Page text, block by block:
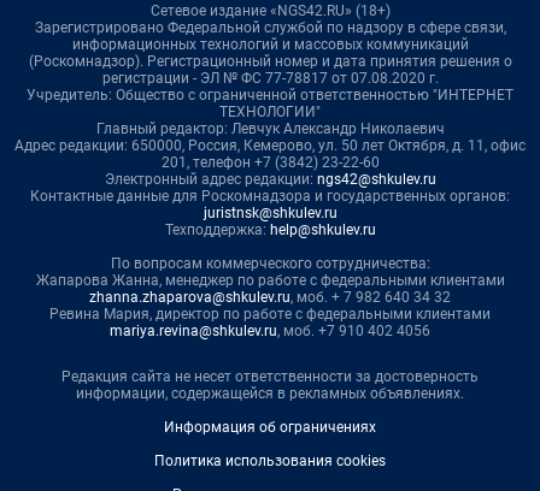
Сетевое издание «NGS42.RU» (18+)
Зарегистрировано Федеральной службой по надзору в сфере связи,
информационных технологий и массовых коммуникаций
(Роскомнадзор). Регистрационный номер и дата принятия решения о
регистрации - ЭЛ № ФС 77-78817 от 07.08.2020 г.
Учредитель: Общество с ограниченной ответственностью "ИНТЕРНЕТ
ТЕХНОЛОГИИ"
Главный редактор: Левчук Александр Николаевич
Адрес редакции: 650000, Россия, Кемерово, ул. 50 лет Октября, д. 11, офис
201, телефон +7 (3842) 23-22-60
Электронный адрес редакции: ngs42@shkulev.ru
Контактные данные для Роскомнадзора и государственных органов:
juristnsk@shkulev.ru
Техподдержка: help@shkulev.ru
По вопросам коммерческого сотрудничества:
Жапарова Жанна, менеджер по работе с федеральными клиентами
zhanna.zhaparova@shkulev.ru, моб. + 7 982 640 34 32
Ревина Мария, директор по работе с федеральными клиентами
mariya.revina@shkulev.ru, моб. +7 910 402 4056
Редакция сайта не несет ответственности за достоверность
информации, содержащейся в рекламных объявлениях.
Информация об ограничениях
Политика использования cookies